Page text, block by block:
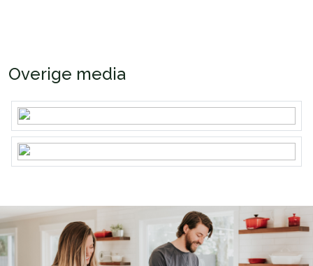
Overige media